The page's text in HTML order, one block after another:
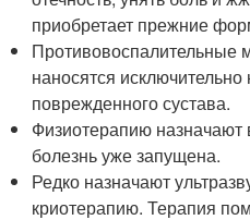
приобретает прежние
Противовоспалительные
наносятся
поврежденного сустава.
Физиотерапию назначают
болезнь уже запущена.
Редко назначают
криотерапию. Терапия